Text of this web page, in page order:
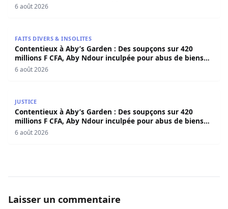
6 août 2026
FAITS DIVERS & INSOLITES
Contentieux à Aby’s Garden : Des soupçons sur 420
millions F CFA, Aby Ndour inculpée pour abus de biens
sociaux
6 août 2026
JUSTICE
Contentieux à Aby’s Garden : Des soupçons sur 420
millions F CFA, Aby Ndour inculpée pour abus de biens
sociaux
6 août 2026
Laisser un commentaire